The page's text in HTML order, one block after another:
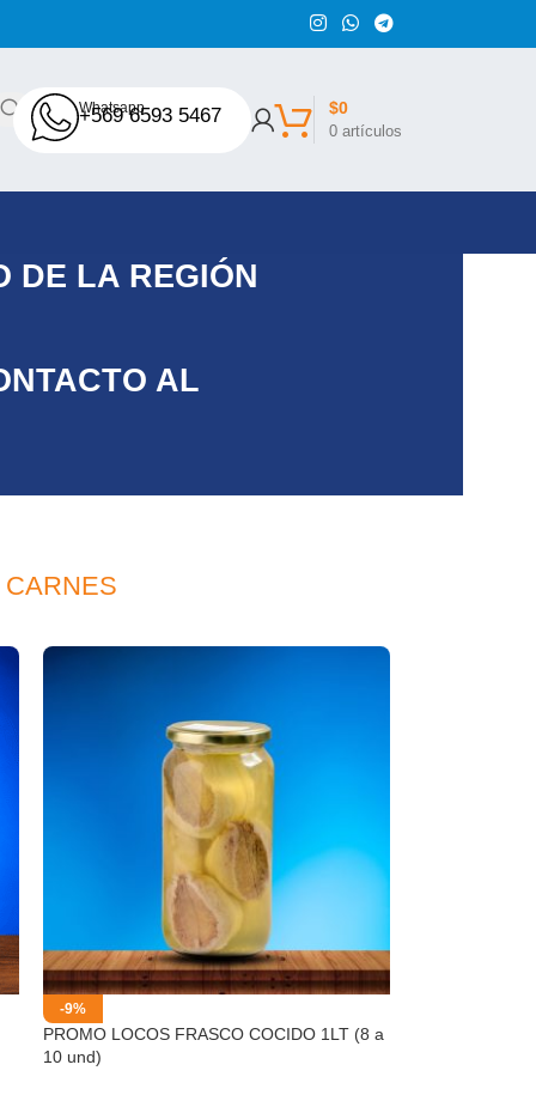
Whatsapp
+569 6593 5467
0 artículos
$0
DE LA REGIÓN
AL
-9%
PROMO LOCOS FRASCO COCIDO 1LT (8 a
10 und)